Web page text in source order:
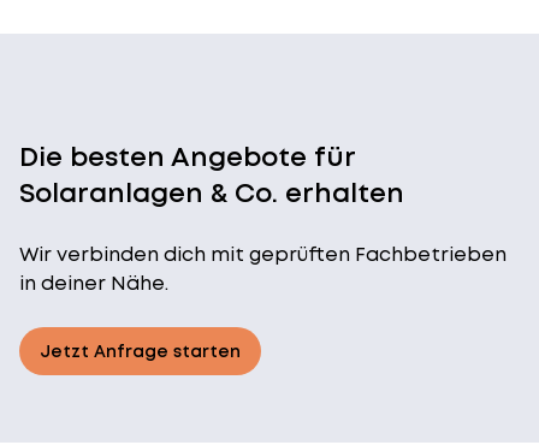
Die besten Angebote für
Solaranlagen & Co. erhalten
Wir verbinden dich mit geprüften Fachbetrieben
in deiner Nähe.
Jetzt Anfrage starten